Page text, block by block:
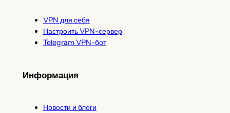
VPN для себя
Настроить VPN-сервер
Telegram VPN-бот
Информация
Новости и блоги